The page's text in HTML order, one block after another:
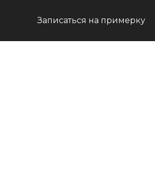
Записаться на примерку